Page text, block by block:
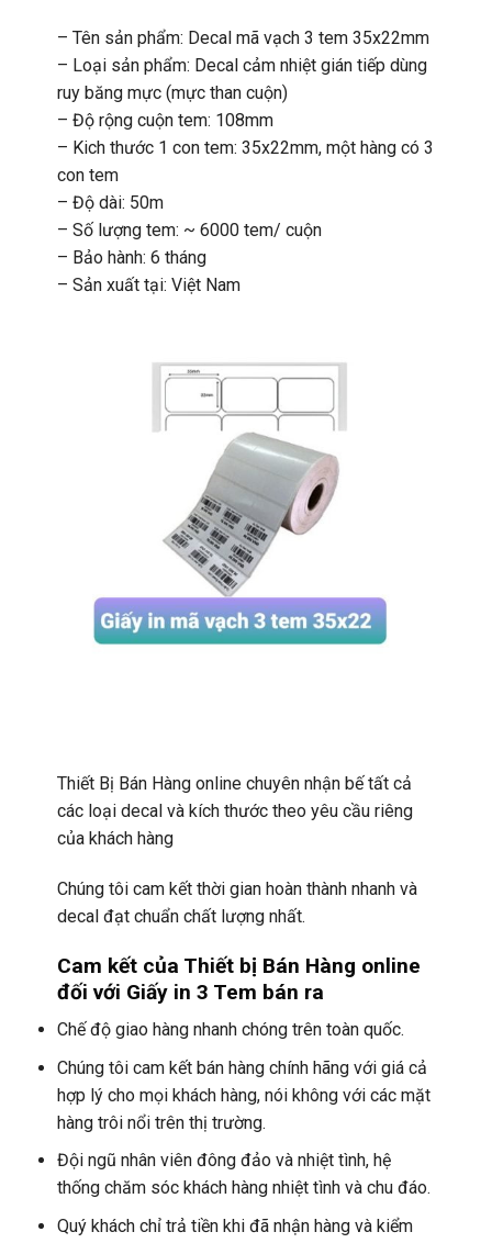
– Tên sản phẩm: Decal mã vạch 3 tem 35x22mm
– Loại sản phẩm: Decal cảm nhiệt gián tiếp dùng
ruy băng mực (mực than cuộn)
– Độ rộng cuộn tem: 108mm
– Kich thước 1 con tem: 35x22mm, một hàng có 3
con tem
– Độ dài: 50m
– Số lượng tem: ~ 6000 tem/ cuộn
– Bảo hành: 6 tháng
– Sản xuất tại: Việt Nam
Thiết Bị Bán Hàng online chuyên nhận bế tất cả
các loại decal và kích thước theo yêu cầu riêng
của khách hàng
Chúng tôi cam kết thời gian hoàn thành nhanh và
decal đạt chuẩn chất lượng nhất.
Cam kết của Thiết bị Bán Hàng online
đối với Giấy in 3 Tem bán ra
Chế độ giao hàng nhanh chóng trên toàn quốc.
Chúng tôi cam kết bán hàng chính hãng với giá cả
hợp lý cho mọi khách hàng, nói không với các mặt
hàng trôi nổi trên thị trường.
Đội ngũ nhân viên đông đảo và nhiệt tình, hệ
thống chăm sóc khách hàng nhiệt tình và chu đáo.
Quý khách chỉ trả tiền khi đã nhận hàng và kiểm